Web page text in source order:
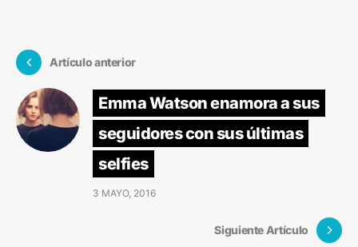
Artículo anterior
Emma Watson enamora a sus
seguidores con sus últimas
selfies
3 MAYO, 2016
Siguiente Artículo